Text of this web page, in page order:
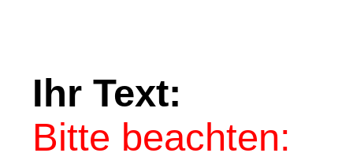
Ihr Text:
Bitte beachten: